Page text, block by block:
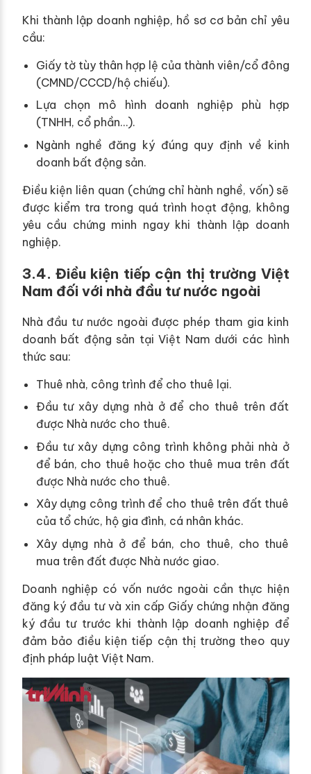
Khi thành lập doanh nghiệp, hồ sơ cơ bản chỉ yêu
cầu:
Giấy tờ tùy thân hợp lệ của thành viên/cổ đông
(CMND/CCCD/hộ chiếu).
Lựa chọn mô hình doanh nghiệp phù hợp
(TNHH, cổ phần…).
Ngành nghề đăng ký đúng quy định về kinh
doanh bất động sản.
Điều kiện liên quan (chứng chỉ hành nghề, vốn) sẽ
được kiểm tra trong quá trình hoạt động, không
yêu cầu chứng minh ngay khi thành lập doanh
nghiệp.
3.4. Điều kiện tiếp cận thị trường Việt
Nam đối với nhà đầu tư nước ngoài
Nhà đầu tư nước ngoài được phép tham gia kinh
doanh bất động sản tại Việt Nam dưới các hình
thức sau:
Thuê nhà, công trình để cho thuê lại.
Đầu tư xây dựng nhà ở để cho thuê trên đất
được Nhà nước cho thuê.
Đầu tư xây dựng công trình không phải nhà ở
để bán, cho thuê hoặc cho thuê mua trên đất
được Nhà nước cho thuê.
Xây dựng công trình để cho thuê trên đất thuê
của tổ chức, hộ gia đình, cá nhân khác.
Xây dựng nhà ở để bán, cho thuê, cho thuê
mua trên đất được Nhà nước giao.
Doanh nghiệp có vốn nước ngoài cần thực hiện
đăng ký đầu tư và xin cấp Giấy chứng nhận đăng
ký đầu tư trước khi thành lập doanh nghiệp để
đảm bảo điều kiện tiếp cận thị trường theo quy
định pháp luật Việt Nam.